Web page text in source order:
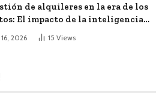
de alquileres en la era de los
El impacto de la inteligencia
16, 2026 15 Views